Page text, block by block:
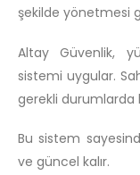
şekilde yönetmesi
Altay Güvenlik,
sistemi uygular.
gerekli durumlarda
Bu sistem
ve güncel kalır.